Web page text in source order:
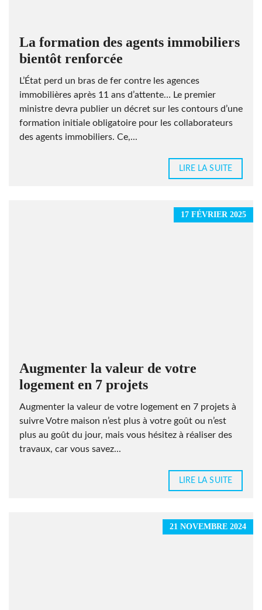
La formation des agents immobiliers
bientôt renforcée
L’État perd un bras de fer contre les agences
immobilières après 11 ans d’attente… Le premier
ministre devra publier un décret sur les contours d’une
formation initiale obligatoire pour les collaborateurs
des agents immobiliers. Ce,...
LIRE LA SUITE
17 FÉVRIER 2025
Augmenter la valeur de votre
logement en 7 projets
Augmenter la valeur de votre logement en 7 projets à
suivre Votre maison n’est plus à votre goût ou n’est
plus au goût du jour, mais vous hésitez à réaliser des
travaux, car vous savez...
LIRE LA SUITE
21 NOVEMBRE 2024